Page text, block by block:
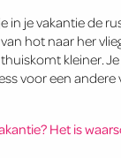
in je vakantie de
hot naar her
kleiner.
voor een andere
Het is